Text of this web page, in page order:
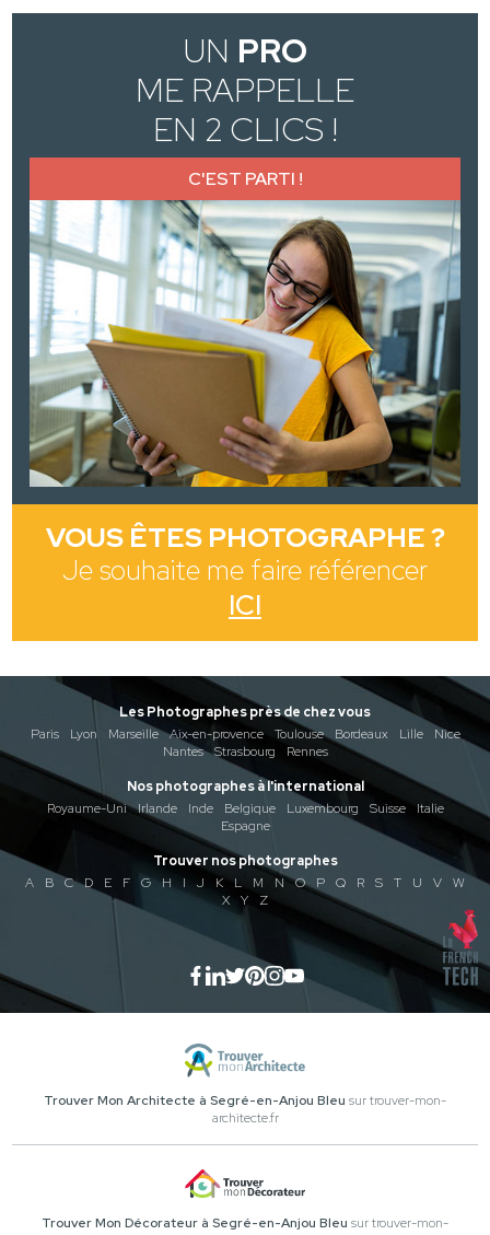
UN PRO
ME RAPPELLE
EN 2 CLICS !
C'EST PARTI !
VOUS ÊTES PHOTOGRAPHE ?
Je souhaite me faire référencer
ICI
Les Photographes près de chez vous
Paris
Lyon Marseille Aix-en-provence Toulouse Bordeaux Lille
Nice
Nantes
Strasbourg
Rennes
Nos photographes à l'international
Royaume-Uni
Irlande Inde Belgique Luxembourg Suisse
Italie
Espagne
Trouver nos photographes
A
B C D E F G H I J K L M N O P Q R S T U V
W
X
Y Z
Trouver Mon Architecte à Segré-en-Anjou Bleu sur trouver-mon-
architecte.fr
Trouver Mon Décorateur à Segré-en-Anjou Bleu sur trouver-mon-